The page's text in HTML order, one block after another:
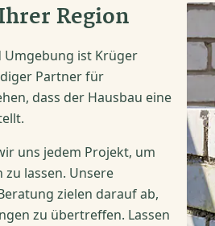
Region
Umgebung ist Krüger
Partner für
dass der Hausbau eine
uns jedem Projekt, um
lassen. Unsere
zielen darauf ab,
zu übertreffen. Lassen